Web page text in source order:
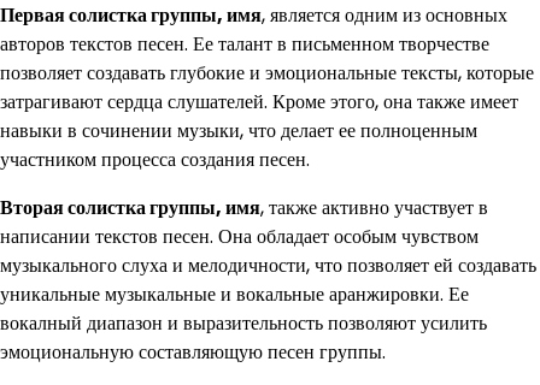
Первая солистка группы, имя, является одним из основных
авторов текстов песен. Ее талант в письменном творчестве
позволяет создавать глубокие и эмоциональные тексты, которые
затрагивают сердца слушателей. Кроме этого, она также имеет
навыки в сочинении музыки, что делает ее полноценным
участником процесса создания песен.
Вторая солистка группы, имя, также активно участвует в
написании текстов песен. Она обладает особым чувством
музыкального слуха и мелодичности, что позволяет ей создавать
уникальные музыкальные и вокальные аранжировки. Ее
вокалный диапазон и выразительность позволяют усилить
эмоциональную составляющую песен группы.